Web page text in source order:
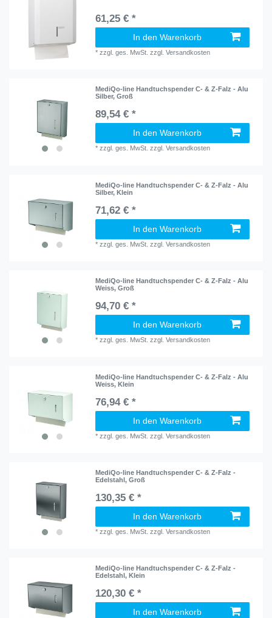
61,25 € *
In den Warenkorb
*zzgl. ges. MwSt. zzgl.Versandkosten
MediQo-line Handtuchspender C- & Z-Falz - Alu
Silber, Groß
89,54 € *
In den Warenkorb
*zzgl. ges. MwSt. zzgl.Versandkosten
MediQo-line Handtuchspender C- & Z-Falz - Alu
Silber, Klein
71,62 € *
In den Warenkorb
*zzgl. ges. MwSt. zzgl.Versandkosten
MediQo-line Handtuchspender C- & Z-Falz - Alu
Weiss, Groß
94,70 € *
In den Warenkorb
*zzgl. ges. MwSt. zzgl.Versandkosten
MediQo-line Handtuchspender C- & Z-Falz - Alu
Weiss, Klein
76,94 € *
In den Warenkorb
*zzgl. ges. MwSt. zzgl.Versandkosten
MediQo-line Handtuchspender C- & Z-Falz -
Edelstahl, Groß
130,35 € *
In den Warenkorb
*zzgl. ges. MwSt. zzgl.Versandkosten
MediQo-line Handtuchspender C- & Z-Falz -
Edelstahl, Klein
120,30 € *
In den Warenkorb